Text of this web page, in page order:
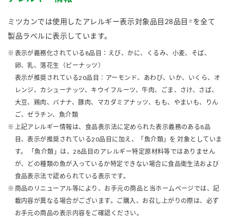
ミツカンでは使用したアレルギー表示対象品目28品目 ※ を全て
製品ラベルに表示しています。
表示が義務化されている8品目：えび、かに、くるみ、小麦、そば、
卵、乳、落花生（ピーナッツ）
表示が推奨されている20品目：アーモンド、あわび、いか、いくら、オ
レンジ、カシューナッツ、キウイフルーツ、牛肉、ごま、さけ、さば、
大豆、鶏肉、バナナ、豚肉、マカダミアナッツ、もも、やまいも、りん
ご、ゼラチン、魚介類
上記アレルギー情報は、食品表示法に定められた表示義務のある8品
目、表示が推奨されている20品目に加え、「魚介類」を 対象としていま
す。 「魚介類」は、28品目のアレルギー特定原材料等ではありません
が、どの種類の魚が入っているか特定できない場合に食品衛生法および
食品表示法で認められている表示です。
商品のリニューアル等により、お手元の商品と当ホームページでは、記
載内容が異なる場合がございます。ご購入、お召し上がりの際は、必ず
お手元の商品の表示内容をご確認ください。